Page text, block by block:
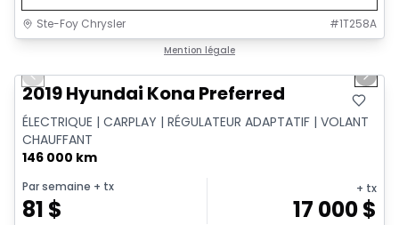
Ste-Foy Chrysler #1T258A
Mention légale
Previous slide Next
2019 Hyundai Kona Preferred
ÉLECTRIQUE | CARPLAY | RÉGULATEUR ADAPTATIF | VOLANT
CHAUFFANT
146 000 km
Par semaine + tx
81 $
+ tx
17 000$